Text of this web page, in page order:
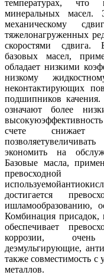
температурах, что
минеральных масел.
механическому
тяжелонагруженных
скоростями сдвига.
базовых масел,
обладает низкими
низкому
неконтактирующих
подшипников
означают более
счете снижает
экономить на
Базовые масла,
достигается
ишламообразованию,
Комбинация
обеспечивает
коррозии, очень
деэмульгирующие,
также совместимость с
металлов.